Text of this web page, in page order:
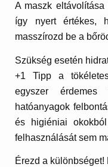
A maszk
így nyert értékes,
masszírozd be a
Szükség esetén
+1 Tipp a
egyszer
hatóanyagok
és higiéniai
felhasználását sem
Érezd a